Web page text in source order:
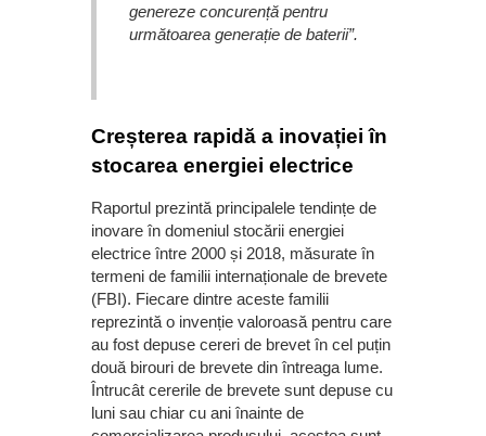
genereze concurență pentru
următoarea generație de baterii”.
Creșterea rapidă a inovației în
stocarea energiei electrice
Raportul prezintă principalele tendințe de
inovare în domeniul stocării energiei
electrice între 2000 și 2018, măsurate în
termeni de familii internaționale de brevete
(FBI). Fiecare dintre aceste familii
reprezintă o invenție valoroasă pentru care
au fost depuse cereri de brevet în cel puțin
două birouri de brevete din întreaga lume.
Întrucât cererile de brevete sunt depuse cu
luni sau chiar cu ani înainte de